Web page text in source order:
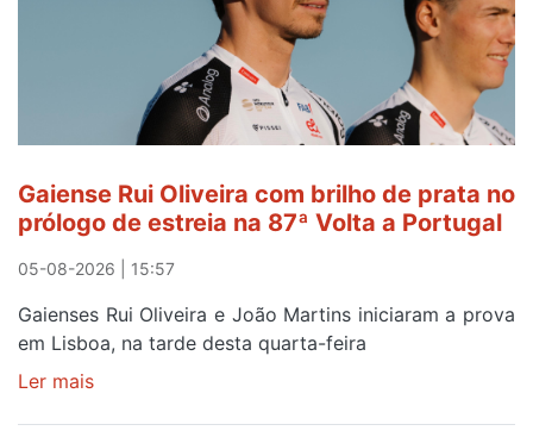
Gaiense Rui Oliveira com brilho de prata no
prólogo de estreia na 87ª Volta a Portugal
05-08-2026 | 15:57
Gaienses Rui Oliveira e João Martins iniciaram a prova
em Lisboa, na tarde desta quarta-feira
Ler mais